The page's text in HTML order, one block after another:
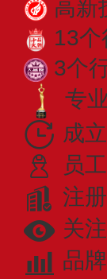
高新
13
3个
专
成
员
注
关
品